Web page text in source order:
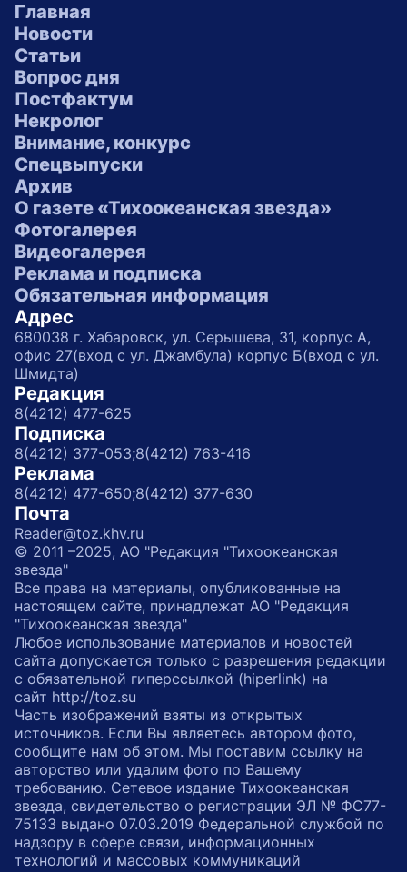
Главная
Новости
Статьи
Вопрос дня
Постфактум
Некролог
Внимание, конкурс
Спецвыпуски
Архив
О газете «Тихоокеанская звезда»
Фотогалерея
Видеогалерея
Реклама и подписка
Обязательная информация
Адрес
680038 г. Хабаровск, ул. Серышева, 31, корпус А,
офис 27(вход с ул. Джамбула) корпус Б(вход с ул.
Шмидта)
Редакция
8(4212) 477-625
Подписка
8(4212) 377-053;8(4212) 763-416
Реклама
8(4212) 477-650;8(4212) 377-630
Почта
Reader@toz.khv.ru
© 2011 –2025, АО "Редакция "Тихоокеанская
звезда"
Все права на материалы, опубликованные на
настоящем сайте, принадлежат АО "Редакция
"Тихоокеанская звезда"
Любое использование материалов и новостей
сайта допускается только с разрешения редакции
с обязательной гиперссылкой (hiperlink) на
сайт http://toz.su
Часть изображений взяты из открытых
источников. Если Вы являетесь автором фото,
сообщите нам об этом. Мы поставим ссылку на
авторство или удалим фото по Вашему
требованию. Сетевое издание Тихоокеанская
звезда, свидетельство о регистрации ЭЛ № ФС77-
75133 выдано 07.03.2019 Федеральной службой по
надзору в сфере связи, информационных
технологий и массовых коммуникаций